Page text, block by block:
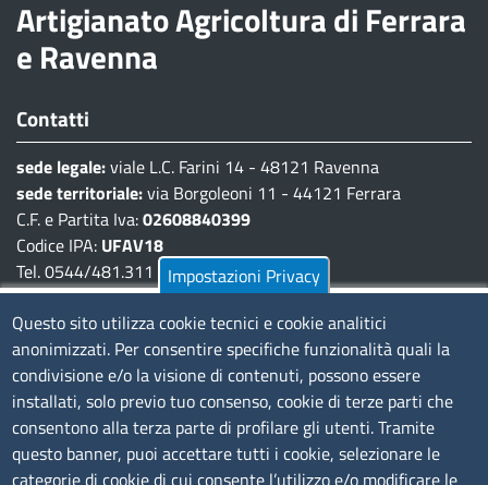
Artigianato Agricoltura di Ferrara
e Ravenna
Contatti
sede legale:viale L.C. Farini 14 - 48121 Ravenna
sede territoriale:via Borgoleoni 11 - 44121 Ferrara
C.F. e Partita Iva:02608840399
Codice IPA: UFAV18
Tel. 0544/481.311 - 0532/783.711
Pec:cciaa@pec.fera.camcom.it
Amministrazione Trasparente
Bandi di gara
Bilanci
Concorsi e selezioni
Impostazioni Privacy
Questo sito utilizza cookie tecnici e cookie analitici
anonimizzati. Per consentire specifiche funzionalità quali la
condivisione e/o la visione di contenuti, possono essere
installati, solo previo tuo consenso, cookie di terze parti che
consentono alla terza parte di profilare gli utenti. Tramite
questo banner, puoi accettare tutti i cookie, selezionare le
categorie di cookie di cui consente l’utilizzo e/o modificare le